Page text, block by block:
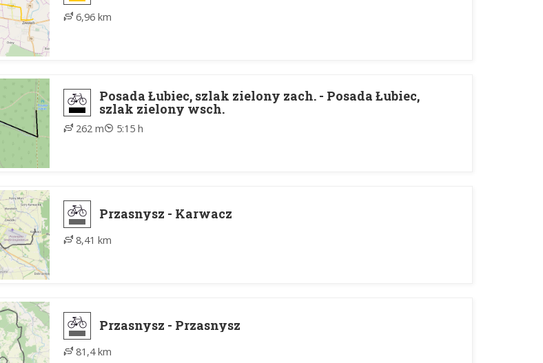
6,96 km
Posada Łubiec, szlak zielony zach. - Posada Łubiec,
szlak zielony wsch.
262 m 5:15 h
Przasnysz - Karwacz
8,41 km
Przasnysz - Przasnysz
81,4 km